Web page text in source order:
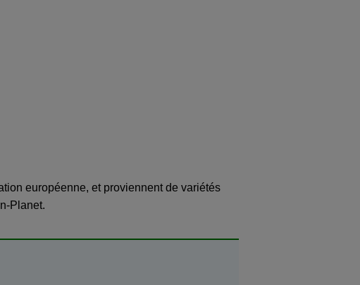
européenne, et proviennent de variétés
Planet.